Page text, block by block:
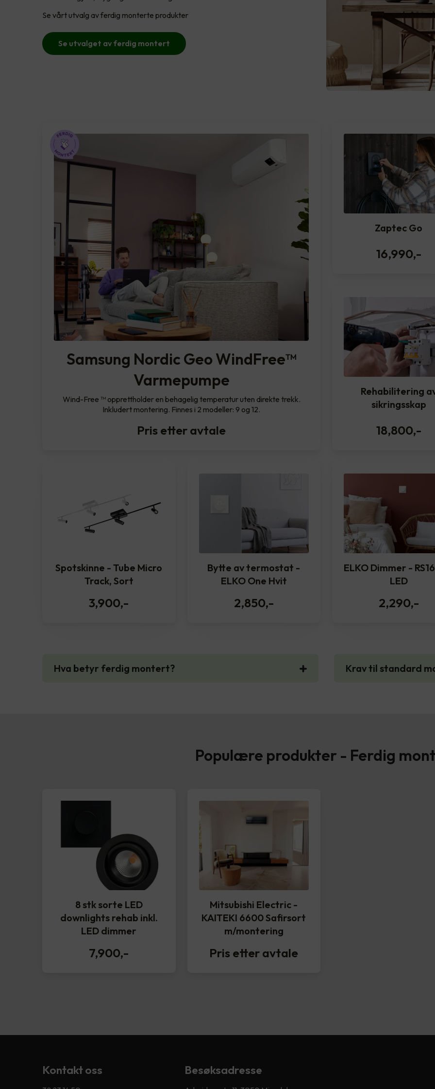
Se vårt utvalg av ferdig monterte produkter
Se utvalget av ferdig montert
Samsung Nordic Geo WindFree™️
Varmepumpe
Wind-Free ™ opprettholder en behagelig temperatur uten direkte trekk.
Inkludert montering. Finnes i 2 modeller: 9 og 12.
Pris etter avtale
Zaptec Go
16,990,-
Rehabilitering
sikringsskap
18,800,-
Spotskinne - Tube Micro
Track, Sort
3,900,-
Bytte av termostat -
ELKO One Hvit
2,850,-
ELKO Dimmer -
LED
2,290,-
Hva betyr ferdig montert? Krav til standard
Populære produkter - Ferdig
8 stk sorte LED
downlights rehab inkl.
LED dimmer
7,900,-
Mitsubishi Electric -
KAITEKI 6600 Safirsort
m/montering
Pris etter avtale
Kontakt oss Besøksadresse